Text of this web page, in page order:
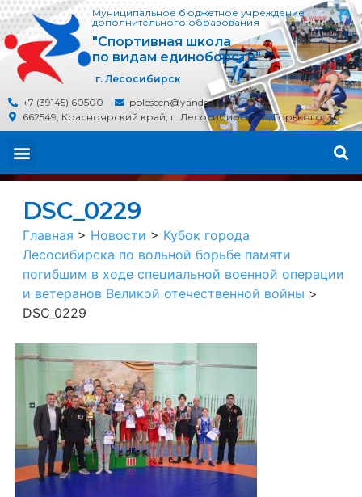
Муниципальное бюджетное учреждение
дополнительного образования
"Спортивная школа
по видам единоборств"
г. Лесосибирск
+7 (39145) 60500
pplescen@yandex.ru
662549, Красноярский край, г. Лесосибирск, ул. Горького, 30
DSC_0229
Главная > Новости > Кубок города
Лесосибирска по вольной борьбе памяти
погибшим в ходе специальной военной операции
и ветеранов Великой отечественной войны >
DSC_0229